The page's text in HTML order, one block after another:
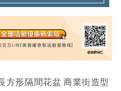
方形隔間花盆 商業街造型